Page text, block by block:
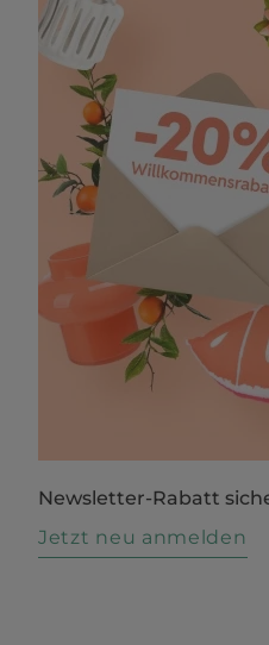
Newsletter-Rabatt
Jetzt neu anmelden